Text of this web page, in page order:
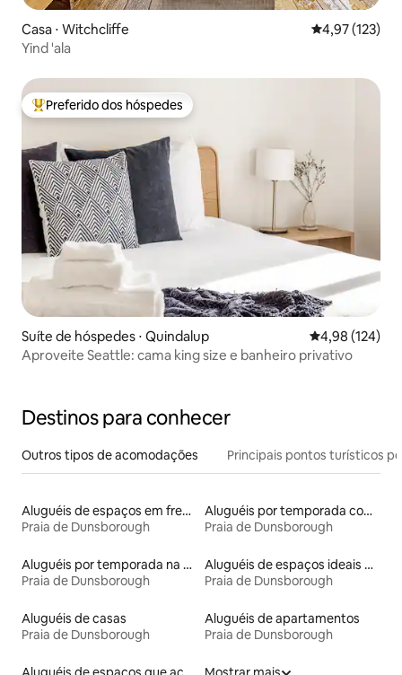
Casa ⋅ Witchcliffe 4,97 de uma
4,97 (123)
Yind 'ala
Entre os melhores preferidos dos hóspedes
Preferido dos hóspedes
Suíte de hóspedes ⋅ Quindalup 4,98 de uma
4,98 (124)
Aproveite Seattle: cama king size e banheiro privativo
Destinos para conhecer
Outros tipos de acomodações Principais pontos turísticos
Aluguéis de espaços em frente à praia
Praia de Dunsborough
Aluguéis por temporada com acesso à praia
Praia de Dunsborough
Aluguéis por temporada na orla
Praia de Dunsborough
Aluguéis de espaços ideais para famílias
Praia de Dunsborough
Aluguéis de casas
Praia de Dunsborough
Aluguéis de apartamentos
Praia de Dunsborough